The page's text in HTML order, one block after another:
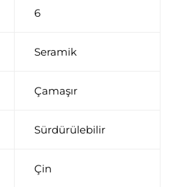
6
Seramik
Çamaşır
Sürdürülebilir
Çin